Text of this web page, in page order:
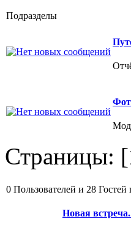
Подразделы
Страницы: [
0 Пользователей и 28 Гостей
Новая встреча.